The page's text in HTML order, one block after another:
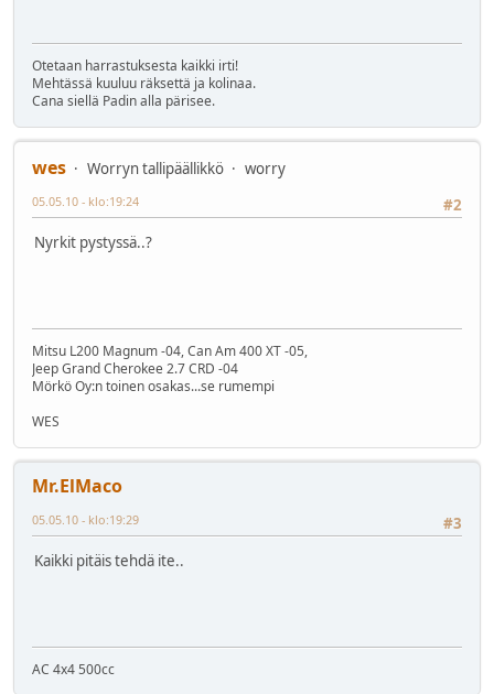
Otetaan harrastuksesta kaikki irti!
Mehtässä kuuluu räksettä ja kolinaa.
Cana siellä Padin alla pärisee.
wes Worryn tallipäällikkö
worry
#2
05.05.10 - klo:19:24
Nyrkit pystyssä..?
Mitsu L200 Magnum -04, Can Am 400 XT -05,
Jeep Grand Cherokee 2.7 CRD -04
Mörkö Oy:n toinen osakas...se rumempi
WES
Mr.ElMaco
#3
05.05.10 - klo:19:29
Kaikki pitäis tehdä ite..
AC 4x4 500cc